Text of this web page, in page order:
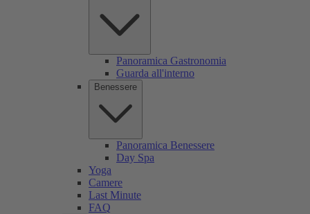
Panoramica Gastronomia
Guarda all'interno
Benessere
Panoramica Benessere
Day Spa
Yoga
Camere
Last Minute
FAQ